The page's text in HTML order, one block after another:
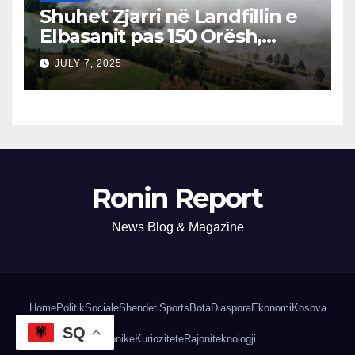
Shuhet Zjarri në Landfillin e
Elbasanit pas 150 Orësh,
Fillon Vlerësimi i Dëmeve
JULY 7, 2025
Ronin Report
News Blog & Magazine
HomePolitikSocialeShendetiSports BotaDiasporaEkonomi Kosova
KronikeKurioziteteRajoniteknologji
SQ